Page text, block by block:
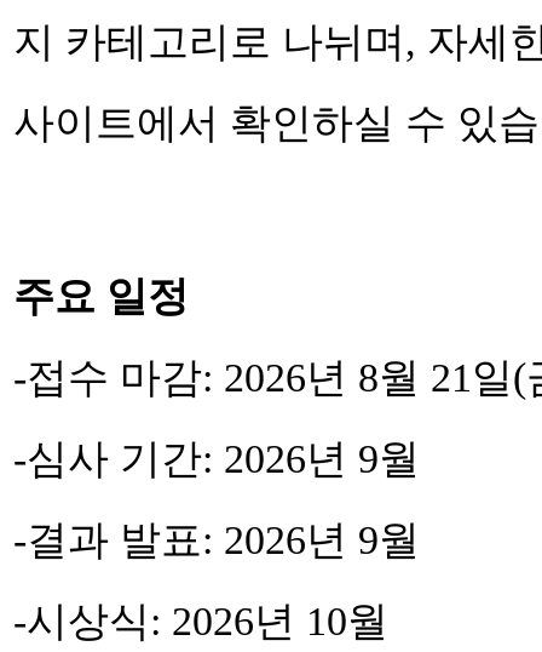
지 카테고리로 나뉘며, 자세
사이트에서 확인하실 수 있
주요 일정
-접수 마감: 2026년 8월 21일(
-심사 기간: 2026년 9월
-결과 발표: 2026년 9월
-시상식: 2026년 10월